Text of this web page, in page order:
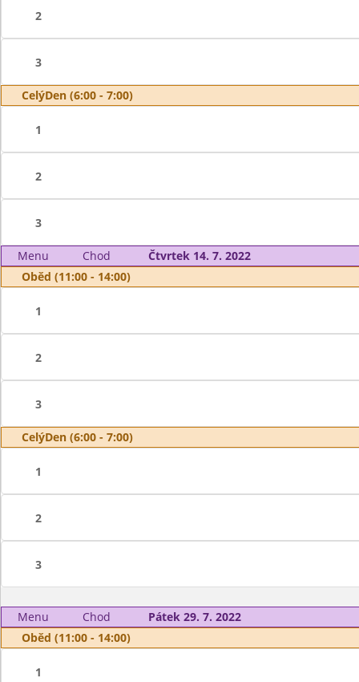
2
3
CelýDen (6:00 - 7:00)
1
2
3
Menu Chod
Čtvrtek 14. 7. 2022
Oběd (11:00 - 14:00)
1
2
3
CelýDen (6:00 - 7:00)
1
2
3
Menu Chod
Pátek 29. 7. 2022
Oběd (11:00 - 14:00)
1